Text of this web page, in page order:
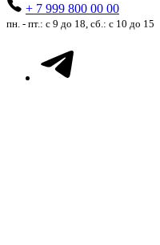
+ 7 999 800 00 00
пн. - пт.: с 9 до 18, сб.: с 10 до 15